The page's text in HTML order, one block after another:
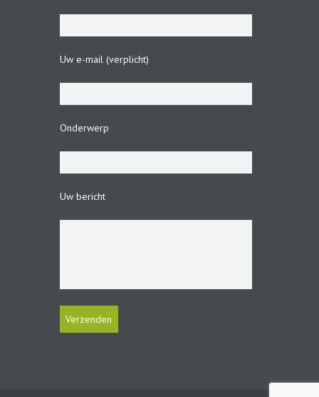
Uw e-mail (verplicht)
Onderwerp
Uw bericht